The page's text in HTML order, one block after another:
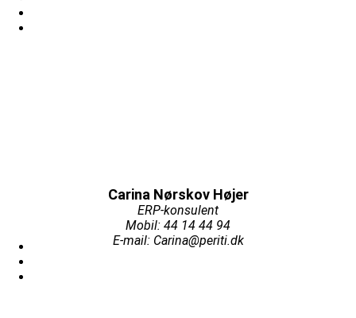
Carina Nørskov Højer
ERP-konsulent
Mobil: 44 14 44 94
E-mail: Carina@periti.dk